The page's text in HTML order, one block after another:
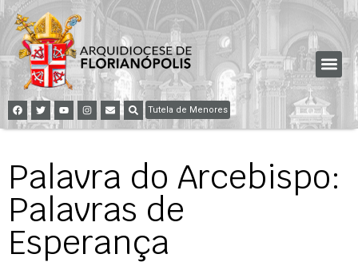
Tutela de Menores
Palavra do Arcebispo:
Palavras de
Esperança